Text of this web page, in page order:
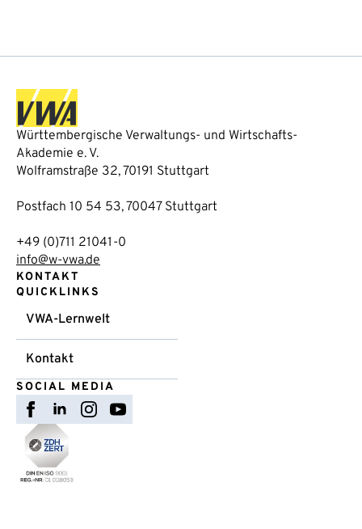
Württembergische Verwaltungs- und Wirtschafts-
Akademie e. V.
Wolframstraße 32, 70191 Stuttgart
Postfach 10 54 53, 70047 Stuttgart
+49 (0)711 21041-0
info@w-vwa.de
KONTAKT
QUICKLINKS
VWA-Lernwelt
Kontakt
SOCIAL MEDIA